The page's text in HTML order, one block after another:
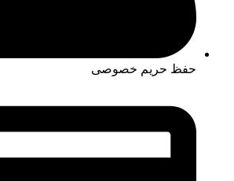
حفظ حریم خصوصی